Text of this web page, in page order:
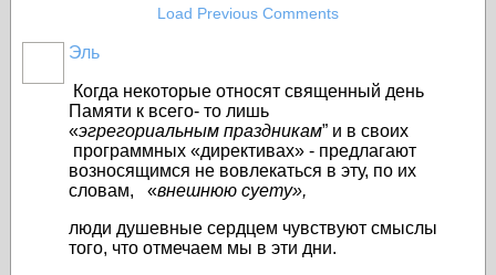
Load Previous Comments
Эль
Когда некоторые относят священный день
Памяти к всего- то лишь
«эгрегориальным праздникам” и в своих
программных «директивах» - предлагают
возносящимся не вовлекаться в эту, по их
словам, «внешнюю суету»,
люди душевные сердцем чувствуют смыслы
того, что отмечаем мы в эти дни.